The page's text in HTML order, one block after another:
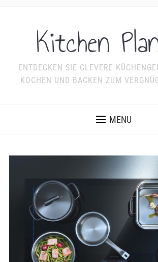
Kitchen
ENTDECKEN SIE CLEVERE
KOCHEN UND BACKEN ZUM
MENU